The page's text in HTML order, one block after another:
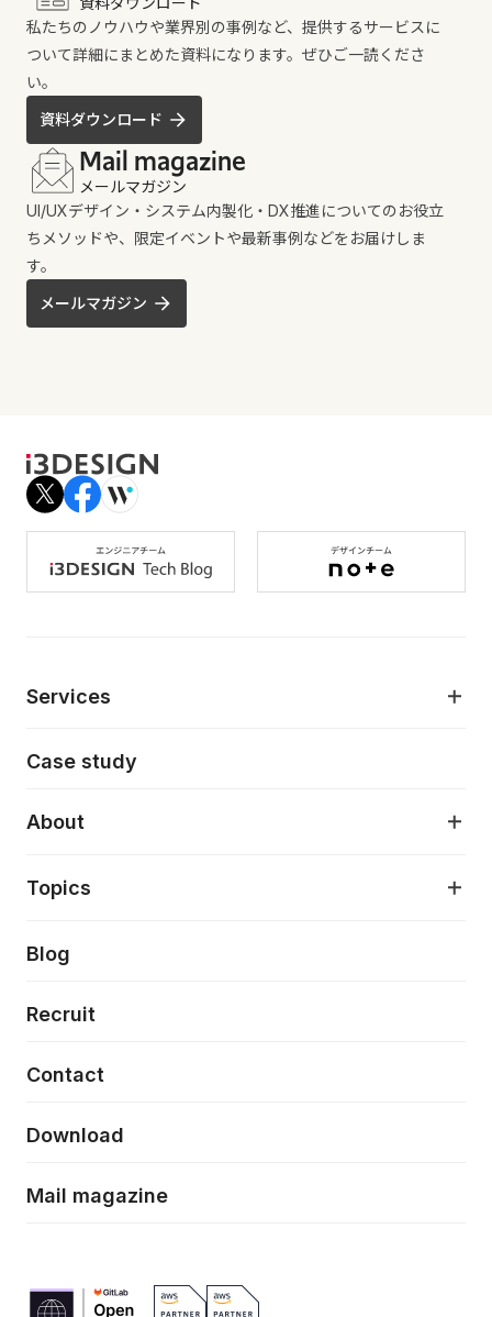
私たちのノウハウや業界別の事例など、提供するサービスに
ついて詳細にまとめた資料になります。ぜひご一読くださ
い。
資料ダウンロード
Mail magazine
メールマガジン
UI/UXデザイン・システム内製化・DX推進についてのお役立
ちメソッドや、限定イベントや最新事例などをお届けしま
す。
メールマガジン
Services
AI駆動開発支援
モダナイゼーション
特徴量エンジニアリングと生成AI
デザインシステム構築支援
フロントエンド開発
Case study
About
About
当社が目指しているもの
Topics
Press release
News
Event/Seminer
Blog
Recruit
Contact
Download
Mail magazine